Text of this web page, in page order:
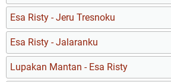
Esa Risty - Jeru Tresnoku
Esa Risty - Jalaranku
Lupakan Mantan - Esa Risty